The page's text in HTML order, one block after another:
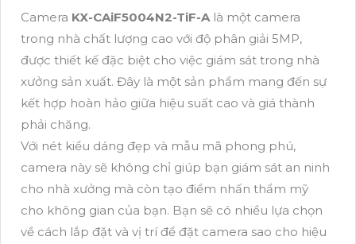
Camera KX-CAiF5004N2-TiF-A là một camera
trong nhà chất lượng cao với độ phân giải 5MP,
được thiết kế đặc biệt cho việc giám sát trong nhà
xưởng sản xuất. Đây là một sản phẩm mang đến sự
kết hợp hoàn hảo giữa hiệu suất cao và giá thành
phải chăng.
Với nét kiểu dáng đẹp và mẫu mã phong phú,
camera này sẽ không chỉ giúp bạn giám sát an ninh
cho nhà xưởng mà còn tạo điểm nhấn thẩm mỹ
cho không gian của bạn. Bạn sẽ có nhiều lựa chọn
về cách lắp đặt và vị trí để đặt camera sao cho hiệu